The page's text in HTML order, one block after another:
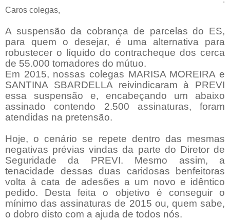
Caros colegas,
A suspensão da cobrança de parcelas do ES,
para quem o desejar, é uma alternativa para
robustecer o líquido do contracheque dos cerca
de 55.000 tomadores do mútuo.
Em 2015, nossas colegas MARISA MOREIRA e
SANTINA SBARDELLA reivindicaram à PREVI
essa suspensão e, encabeçando um abaixo
assinado contendo 2.500 assinaturas, foram
atendidas na pretensão.
Hoje, o cenário se repete dentro das mesmas
negativas prévias vindas da parte do Diretor de
Seguridade da PREVI. Mesmo assim, a
tenacidade dessas duas caridosas benfeitoras
volta à cata de adesões a um novo e idêntico
pedido. Desta feita o objetivo é conseguir o
mínimo das assinaturas de 2015 ou, quem sabe,
o dobro disto com a ajuda de todos nós.